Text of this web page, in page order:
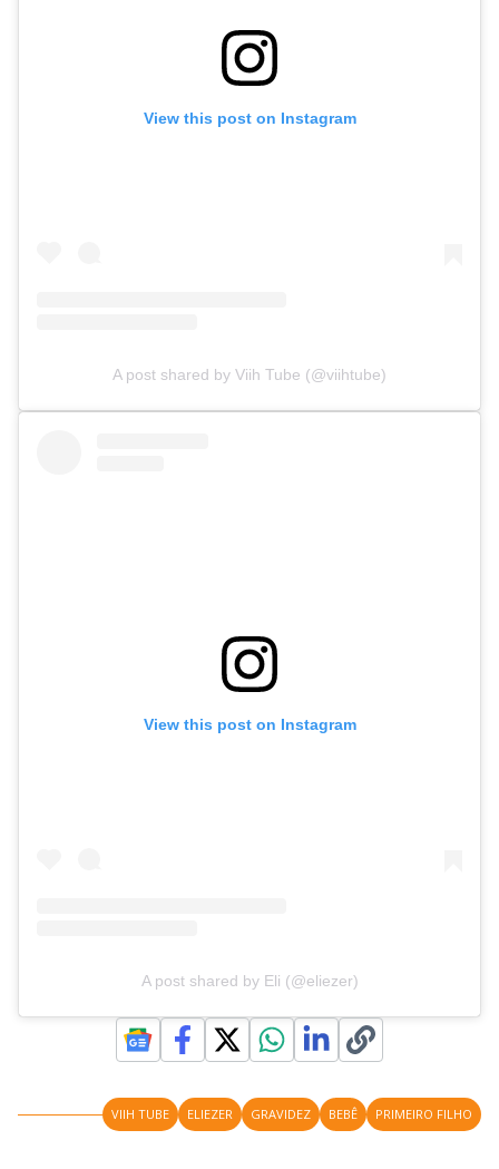
View this post on Instagram
A post shared by Viih Tube (@viihtube)
View this post on Instagram
A post shared by Eli (@eliezer)
VIIH TUBE ELIEZER GRAVIDEZ BEBÊ PRIMEIRO FILHO